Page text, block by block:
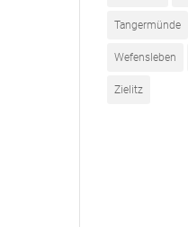
Tangermünde
Wefensleben
Zielitz